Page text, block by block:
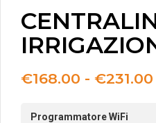
€168.00 - €231.00
Programmatore WiFi